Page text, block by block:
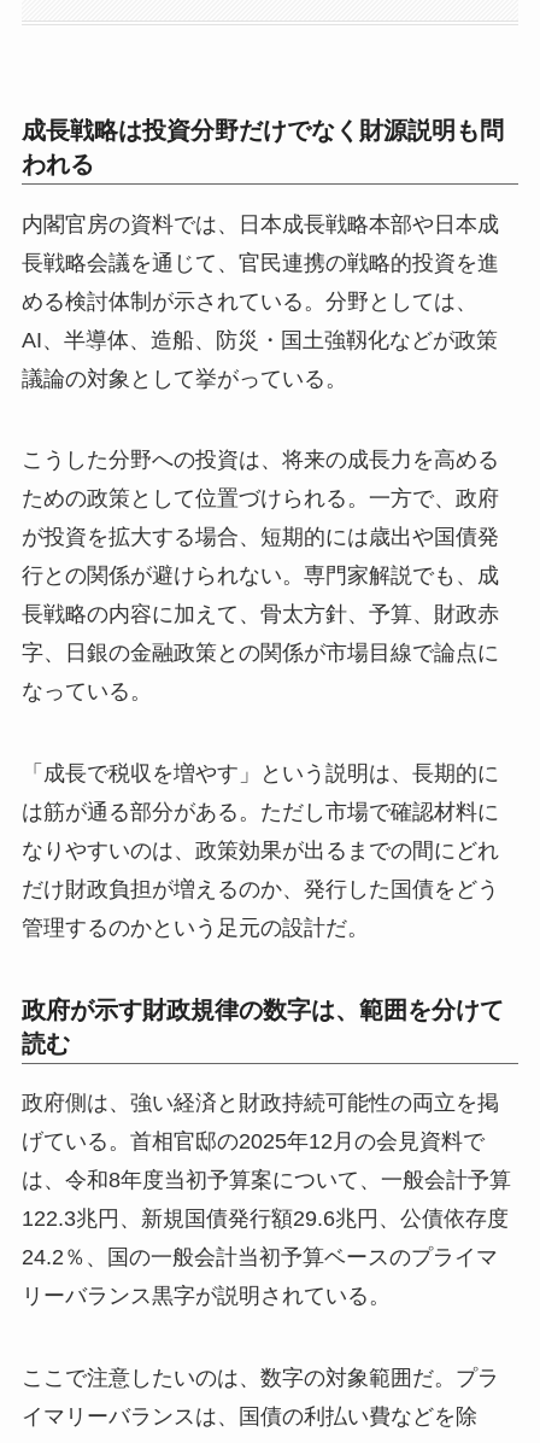
成長戦略は投資分野だけでなく財源説明も問
われる
内閣官房の資料では、日本成長戦略本部や日本成
長戦略会議を通じて、官民連携の戦略的投資を進
める検討体制が示されている。分野としては、
AI、半導体、造船、防災・国土強靱化などが政策
議論の対象として挙がっている。
こうした分野への投資は、将来の成長力を高める
ための政策として位置づけられる。一方で、政府
が投資を拡大する場合、短期的には歳出や国債発
行との関係が避けられない。専門家解説でも、成
長戦略の内容に加えて、骨太方針、予算、財政赤
字、日銀の金融政策との関係が市場目線で論点に
なっている。
「成長で税収を増やす」という説明は、長期的に
は筋が通る部分がある。ただし市場で確認材料に
なりやすいのは、政策効果が出るまでの間にどれ
だけ財政負担が増えるのか、発行した国債をどう
管理するのかという足元の設計だ。
政府が示す財政規律の数字は、範囲を分けて
読む
政府側は、強い経済と財政持続可能性の両立を掲
げている。首相官邸の2025年12月の会見資料で
は、令和8年度当初予算案について、一般会計予算
122.3兆円、新規国債発行額29.6兆円、公債依存度
24.2％、国の一般会計当初予算ベースのプライマ
リーバランス黒字が説明されている。
ここで注意したいのは、数字の対象範囲だ。プラ
イマリーバランスは、国債の利払い費などを除